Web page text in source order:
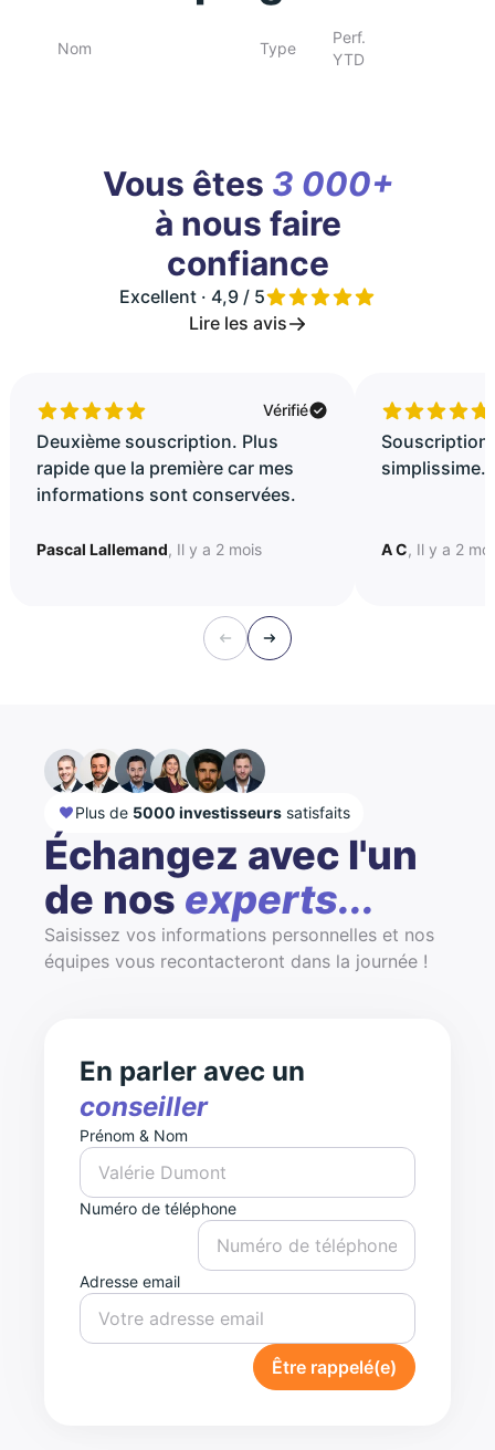
Nom Type
Perf.
YTD
Vous êtes 3 000+
à nous faire
confiance
Excellent · 4,9 / 5
Lire les avis
Vérifié
Deuxième souscription. Plus
rapide que la première car mes
informations sont conservées.
Pascal Lallemand, Il y a 2 mois
Souscription
A C, Il y a 2
Plus de 5000 investisseurs satisfaits
Échangez avec l'un
de nos experts...
Saisissez vos informations personnelles et nos
équipes vous recontacteront dans la journée !
En parler avec un
conseiller
Prénom & Nom
Numéro de téléphone
Adresse email
Être rappelé(e)